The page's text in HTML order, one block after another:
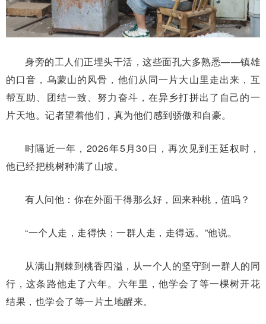
身旁的工人们正埋头干活，这些面孔大多熟悉——镇雄
的口音，乌蒙山的风骨，他们从同一片大山里走出来，互
帮互助、团结一致、努力奋斗，在异乡打拼出了自己的一
片天地。记者望着他们，真为他们感到骄傲和自豪。
时隔近一年，2026年5月30日，再次见到王廷权时，
他已经把桃树种满了山坡。
有人问他：你在外面干得那么好，回来种桃，值吗？
“一个人走，走得快；一群人走，走得远。”他说。
从满山荆棘到桃香四溢，从一个人的坚守到一群人的同
行，这条路他走了六年。六年里，他学会了等一棵树开花
结果，也学会了等一片土地醒来。